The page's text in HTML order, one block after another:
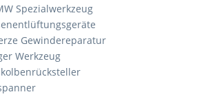
Spezialwerkzeug
Gewindereparatur
Werkzeug